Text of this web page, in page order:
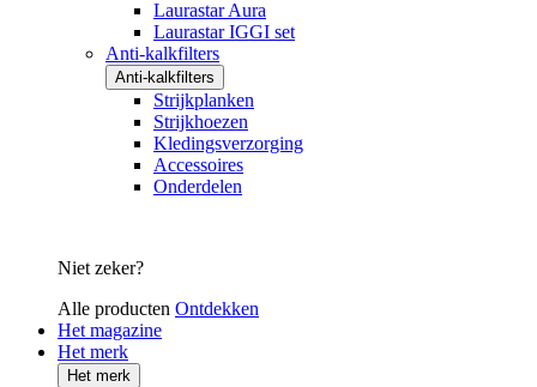
Laurastar Aura
Laurastar IGGI set
Anti-kalkfilters
Anti-kalkfilters
Strijkplanken
Strijkhoezen
Kledingsverzorging
Accessoires
Onderdelen
Niet zeker?
Alle producten Ontdekken
Het magazine
Het merk
Het merk